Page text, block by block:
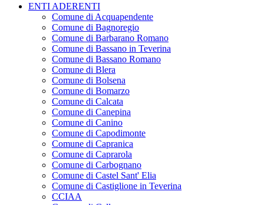
ENTI ADERENTI
Comune di Acquapendente
Comune di Bagnoregio
Comune di Barbarano Romano
Comune di Bassano in Teverina
Comune di Bassano Romano
Comune di Blera
Comune di Bolsena
Comune di Bomarzo
Comune di Calcata
Comune di Canepina
Comune di Canino
Comune di Capodimonte
Comune di Capranica
Comune di Caprarola
Comune di Carbognano
Comune di Castel Sant' Elia
Comune di Castiglione in Teverina
CCIAA